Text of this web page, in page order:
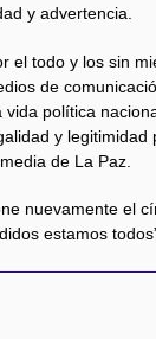
y advertencia.
el todo y los sin
de
política
y legitimidad
de La Paz.
nuevamente el
estamos